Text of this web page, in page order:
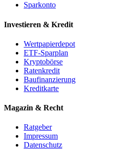
Sparkonto
Investieren & Kredit
Wertpapierdepot
ETF-Sparplan
Kryptobörse
Ratenkredit
Baufinanzierung
Kreditkarte
Magazin & Recht
Ratgeber
Impressum
Datenschutz